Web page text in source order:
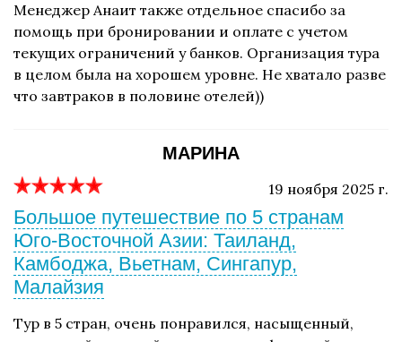
Менеджер Анаит также отдельное спасибо за
помощь при бронировании и оплате с учетом
текущих ограничений у банков. Организация тура
в целом была на хорошем уровне. Не хватало разве
что завтраков в половине отелей))
МАРИНА
19 ноября 2025 г.
Большое путешествие по 5 странам
Юго-Восточной Азии: Таиланд,
Камбоджа, Вьетнам, Сингапур,
Малайзия
Тур в 5 стран, очень понравился, насыщенный,